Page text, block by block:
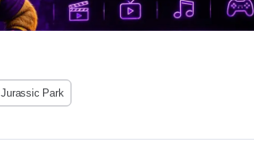
Jurassic Park